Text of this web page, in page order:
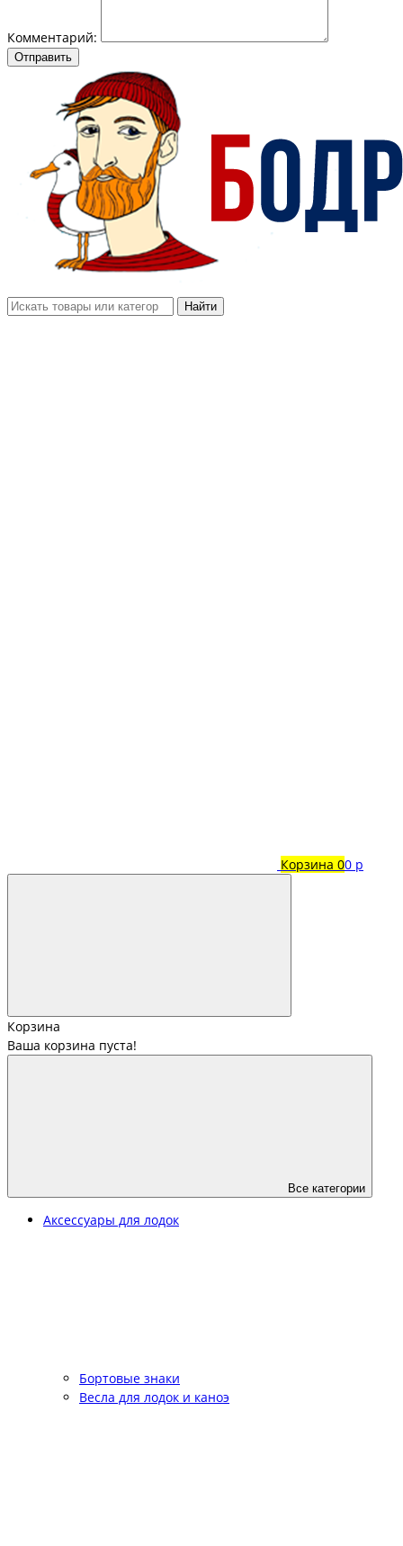
Комментарий:
Отправить
Найти
Корзина 00 р
Корзина
Ваша корзина пуста!
Все категории
Аксессуары для лодок
Бортовые знаки
Весла для лодок и каноэ